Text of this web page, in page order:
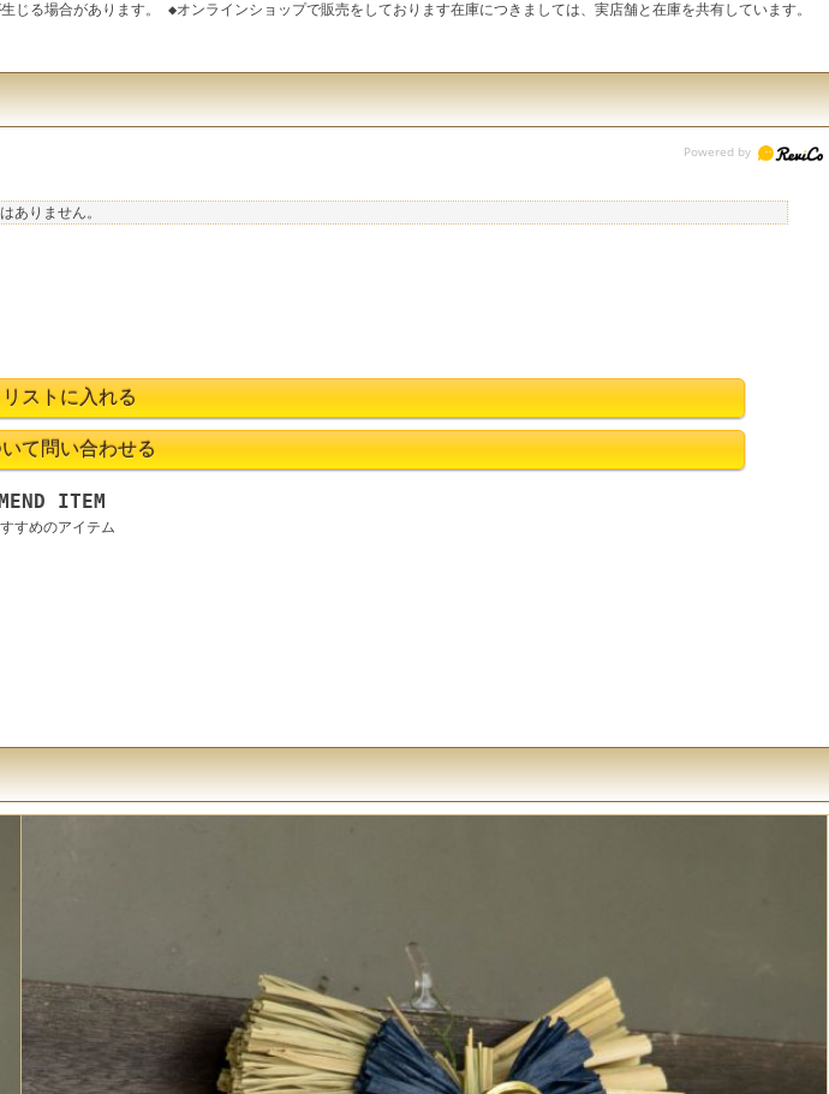
る場合があります。 ◆オンラインショップで販売をしております在庫につきましては、実店舗と在庫を共有しています。
ありません。
ITEM
すめのアイテム